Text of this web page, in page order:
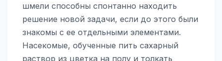
шмели способны спонтанно находить
решение новой задачи, если до этого были
знакомы с ее отдельными элементами.
Насекомые, обученные пить сахарный
раствор из цветка на полу и толкать